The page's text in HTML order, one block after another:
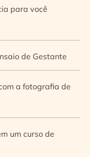
para você
de Gestante
a fotografia de
um curso de